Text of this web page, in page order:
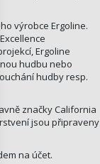
výrobce Ergoline.
Ergoline
hudbu nebo
hudby resp.
značky California
jsou připraveny
na účet.